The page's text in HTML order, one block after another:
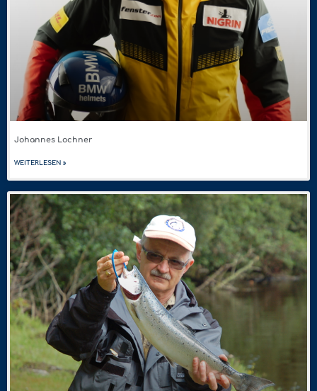
Johannes Lochner
WEITERLESEN »